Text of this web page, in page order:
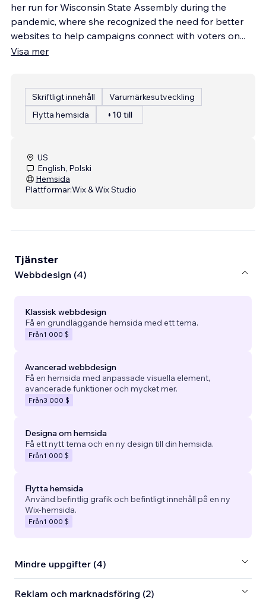
her run for Wisconsin State Assembly during the
pandemic, where she recognized the need for better
websites to help campaigns connect with voters on...
Visa mer
Skriftligt innehåll
Varumärkesutveckling
Flytta hemsida
+10 till
US
English, Polski
Hemsida
Plattformar:Wix & Wix Studio
Tjänster
Webbdesign (4)
Klassisk webbdesign
Få en grundläggande hemsida med ett tema.
Från1 000 $
Avancerad webbdesign
Få en hemsida med anpassade visuella element,
avancerade funktioner och mycket mer.
Från3 000 $
Designa om hemsida
Få ett nytt tema och en ny design till din hemsida.
Från1 000 $
Flytta hemsida
Använd befintlig grafik och befintligt innehåll på en ny
Wix-hemsida.
Från1 000 $
Mindre uppgifter (4)
Reklam och marknadsföring (2)